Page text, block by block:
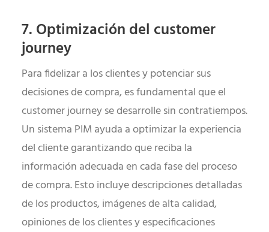
7. Optimización del customer
journey
Para fidelizar a los clientes y potenciar sus
decisiones de compra, es fundamental que el
customer journey se desarrolle sin contratiempos.
Un sistema PIM ayuda a optimizar la experiencia
del cliente garantizando que reciba la
información adecuada en cada fase del proceso
de compra. Esto incluye descripciones detalladas
de los productos, imágenes de alta calidad,
opiniones de los clientes y especificaciones